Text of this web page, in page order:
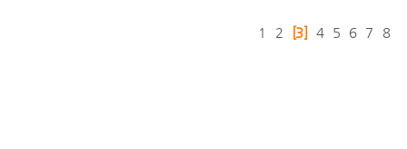
1 2 [3] 4 5 6 7 8